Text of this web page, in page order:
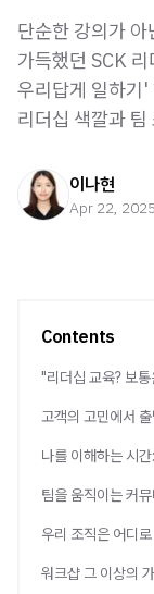
단순한 강의가
가득했던 SCK
우리답게 일하기'
리더십 색깔과
이나현
Apr 22, 2025
Contents
"리더십 교육? 보
고객의 고민에서
나를 이해하는 시
팀을 움직이는 커
우리 조직은 어디
워크샵 그 이상의